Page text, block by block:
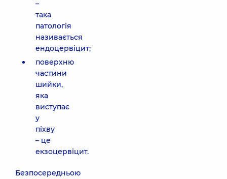
–
така
патологія
називається
ендоцервіцит;
поверхню
частини
шийки,
яка
виступає
у
піхву
– це
екзоцервіцит.
Безпосередньою